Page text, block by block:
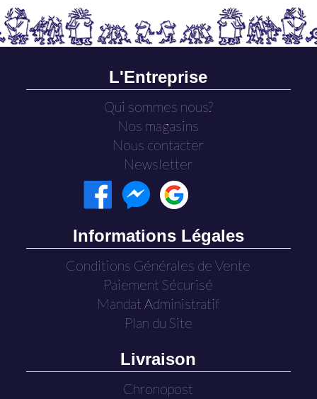
L'Entreprise
Qui sommes nous?
Nos magasins
Nous contacter
Newsletter
Informations Légales
Conditions Générales de Vente
Paiement Sécurisé
Mandat Administratif
Plan du Site
Livraison
Chronopost